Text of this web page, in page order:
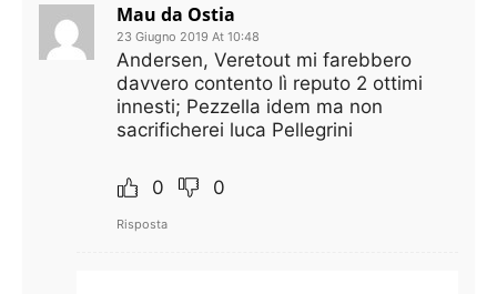
Mau da Ostia
23 Giugno 2019 At 10:48
Andersen, Veretout mi farebbero
davvero contento lì reputo 2 ottimi
innesti; Pezzella idem ma non
sacrificherei luca Pellegrini
0 0
Risposta